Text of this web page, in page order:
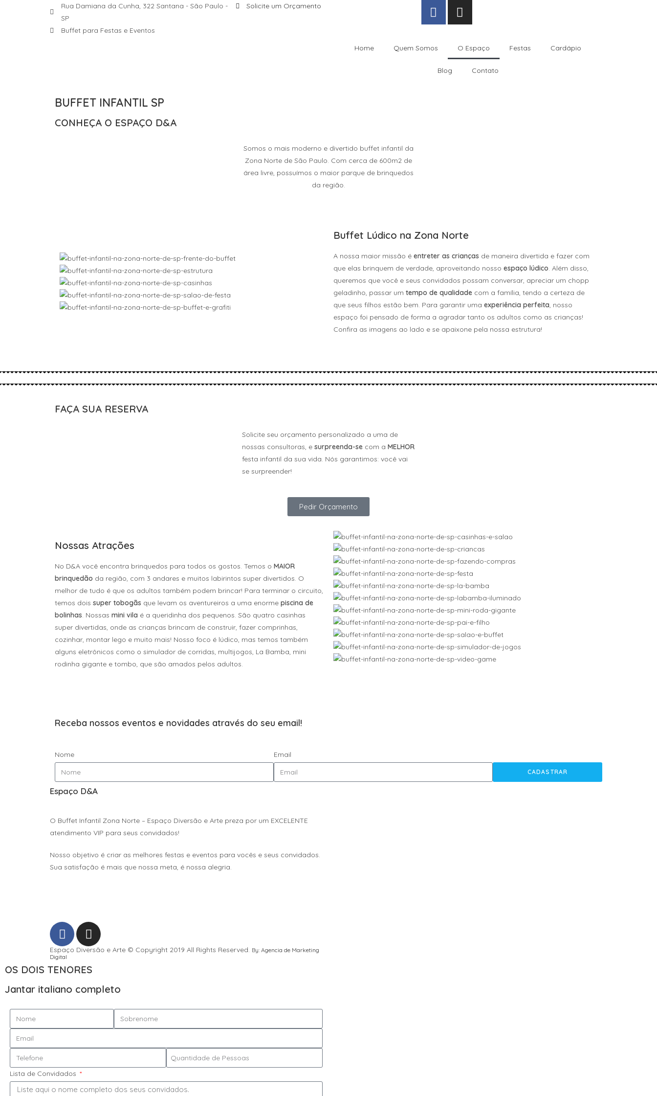
Rua Damiana da Cunha, 322 Santana - São Paulo -
SP
Buffet para Festas e Eventos
Solicite um Orçamento
Home Quem Somos O Espaço Festas Cardápio
Blog Contato
BUFFET INFANTIL SP
CONHEÇA O ESPAÇO D&A
Somos o mais moderno e divertido buffet infantil da
Zona Norte de São Paulo. Com cerca de 600m2 de
área livre, possuímos o maior parque de brinquedos
da região.
Buffet Lúdico na Zona Norte
A nossa maior missão é entreter as crianças de maneira divertida e fazer com
que elas brinquem de verdade, aproveitando nosso espaço lúdico. Além disso,
queremos que você e seus convidados possam conversar, apreciar um chopp
geladinho, passar um tempo de qualidade com a família, tendo a certeza de
que seus filhos estão bem. Para garantir uma experiência perfeita, nosso
espaço foi pensado de forma a agradar tanto os adultos como as crianças!
Confira as imagens ao lado e se apaixone pela nossa estrutura!
FAÇA SUA RESERVA
Solicite seu orçamento personalizado a uma de
nossas consultoras, esurpreenda-se com aMELHOR
festa infantil da sua vida. Nós garantimos: você vai
se surpreender!
Pedir Orçamento
Nossas Atrações
No D&A você encontra brinquedos para todos os gostos. Temos o MAIOR
brinquedão da região, com 3 andares e muitos labirintos super divertidos. O
melhor de tudo é que os adultos também podem brincar! Para terminar o circuito,
temos dois super tobogãs que levam os aventureiros a uma enorme piscina de
bolinhas. Nossas mini vila é a queridinha dos pequenos. São quatro casinhas
super divertidas, onde as crianças brincam de construir, fazer comprinhas,
cozinhar, montar lego e muito mais! Nosso foco é lúdico, mas temos também
alguns eletrônicos como o simulador de corridas, multijogos, La Bamba, mini
rodinha gigante e tombo, que são amados pelos adultos.
Receba nossos eventos e novidades através do seu email!
Nome Email
CADASTRAR
Espaço D&A
O Buffet Infantil Zona Norte – Espaço Diversão e Arte preza por um EXCELENTE
atendimento VIP para seus convidados!
Nosso objetivo é criar as melhores festas e eventos para vocês e seus convidados.
Sua satisfação é mais que nossa meta, é nossa alegria.
Espaço Diversão e Arte © Copyright 2019 All Rights Reserved. By: Agencia de Marketing
Digital
OS DOIS TENORES
Jantar italiano completo
Lista de Convidados